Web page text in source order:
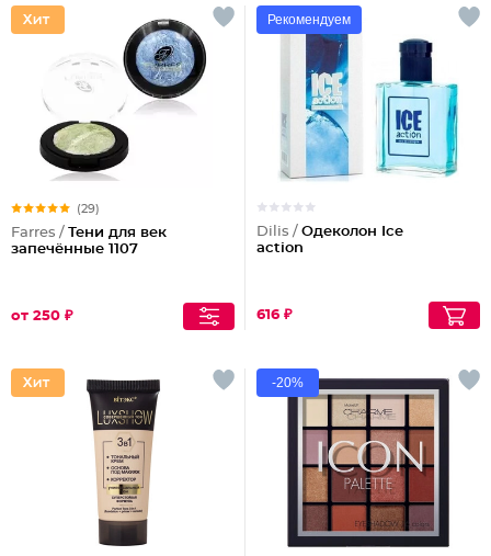
(29)
Farres / Тени для век
запечённые 1107
от 250 ₽
Рекомендуем
Dilis / Одеколон Ice
action
616 ₽
-20%